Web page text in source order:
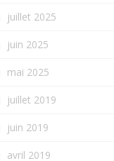
juillet 2025
juin 2025
mai 2025
juillet 2019
juin 2019
avril 2019